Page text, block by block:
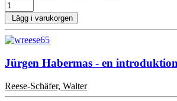
Lägg i varukorgen
Jürgen Habermas - en introduktion
Reese-Schäfer, Walter